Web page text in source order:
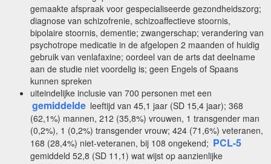
gemaakte afspraak voor gespecialiseerde gezondheidszorg;
diagnose van schizofrenie, schizoaffectieve stoornis,
bipolaire stoornis, dementie; zwangerschap; verandering van
psychotrope medicatie in de afgelopen 2 maanden of huidig
gebruik van venlafaxine; oordeel van de arts dat deelname
aan de studie niet voordelig is; geen Engels of Spaans
kunnen spreken
uiteindelijke inclusie van 700 personen met een
gemiddelde leeftijd van 45,1 jaar (SD 15,4 jaar); 368
(62,1%) mannen, 212 (35,8%) vrouwen, 1 transgender man
(0,2%), 1 (0,2%) transgender vrouw; 424 (71,6%) veteranen,
168 (28,4%) niet-veteranen, bij 108 ongekend; PCL-5
gemiddeld 52,8 (SD 11,1) wat wijst op aanzienlijke